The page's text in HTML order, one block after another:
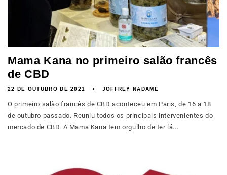
Mama Kana no primeiro salão francês
de CBD
22 DE OUTUBRO DE 2021 JOFFREY NADAME
O primeiro salão francês de CBD aconteceu em Paris, de 16 a 18
de outubro passado. Reuniu todos os principais intervenientes do
mercado de CBD. A Mama Kana tem orgulho de ter lá...